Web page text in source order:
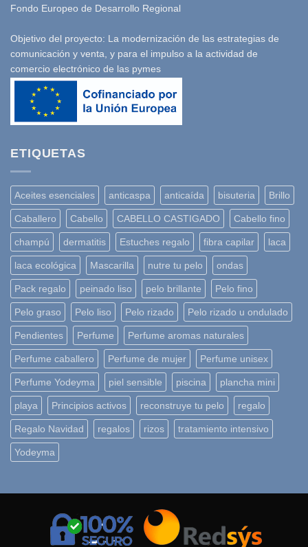
Fondo Europeo de Desarrollo Regional
Objetivo del proyecto: La modernización de las estrategias de
comunicación y venta, y para el impulso a la actividad de
comercio electrónico de las pymes
ETIQUETAS
Aceites esenciales anticaspa anticaída bisuteria Brillo
Caballero Cabello CABELLO CASTIGADO Cabello fino
champú dermatitis Estuches regalo fibra capilar laca
laca ecológica Mascarilla nutre tu pelo ondas
Pack regalo peinado liso pelo brillante Pelo fino
Pelo graso Pelo liso Pelo rizado Pelo rizado u ondulado
Pendientes Perfume Perfume aromas naturales
Perfume caballero Perfume de mujer Perfume unisex
Perfume Yodeyma piel sensible piscina plancha mini
playa Principios activos reconstruye tu pelo regalo
Regalo Navidad regalos rizos tratamiento intensivo
Yodeyma